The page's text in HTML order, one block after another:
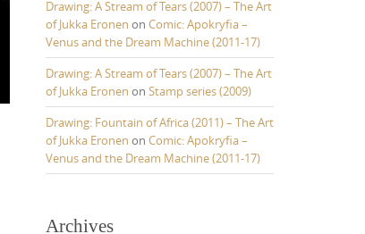
Drawing: A Stream of Tears (2007) – The Art
of Jukka Eronen on Comic: Apokryfia –
Venus and the Dream Machine (2011-17)
Drawing: A Stream of Tears (2007) – The Art
of Jukka Eronen on Stamp series (2009)
Drawing: Fountain of Africa (2011) – The Art
of Jukka Eronen on Comic: Apokryfia –
Venus and the Dream Machine (2011-17)
Archives